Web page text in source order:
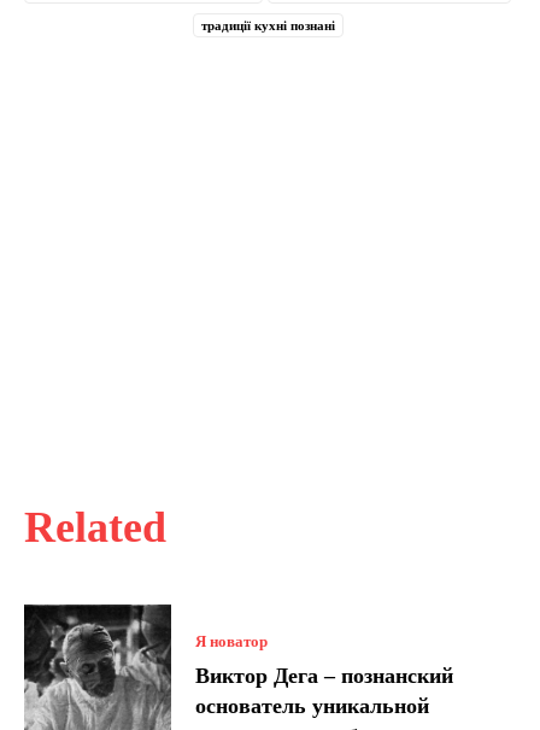
Related
Я новатор
Виктор Дега – познанский
основатель уникальной
традиції кухні познані